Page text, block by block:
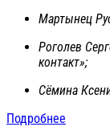
Мартынец
Роголев
контакт»;
Сёмина
Подробнее